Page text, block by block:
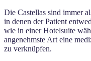
Die Castellas sind immer
in denen der Patient
wie in einer Hotelsuite
angenehmste Art eine
zu verknüpfen.